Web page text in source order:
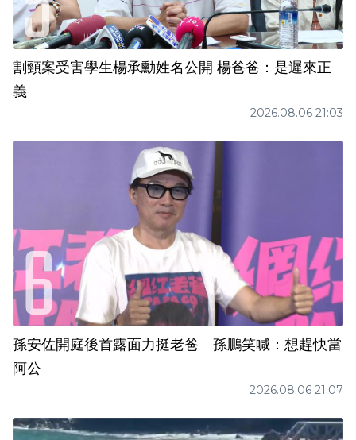
割頸案受害學生楊承勳姓名公開 楊爸爸：是遲來正
義
2026.08.06 21:03
孫安佐開庭後首露面力挺老爸 孫鵬笑喊：想趕快當
阿公
2026.08.06 21:07